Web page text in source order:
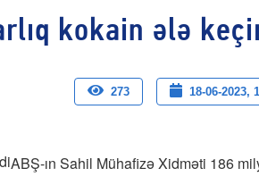
Paytaxta giriş vizası —
"Xoş gəldin, cibində
Hər an ən
hazır
ZƏLİMXAN
kokain ələ
273 18-06-2023,
ABŞ-ın Sahil Mühafizə Xidməti 186